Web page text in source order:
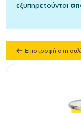
εξυπηρετούνται
Επιστροφή στη